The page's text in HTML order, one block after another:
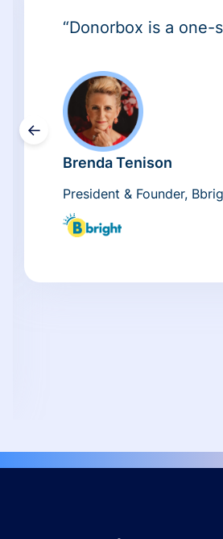
←
“Donorbox is a one-
Brenda Tenison
President & Founder,